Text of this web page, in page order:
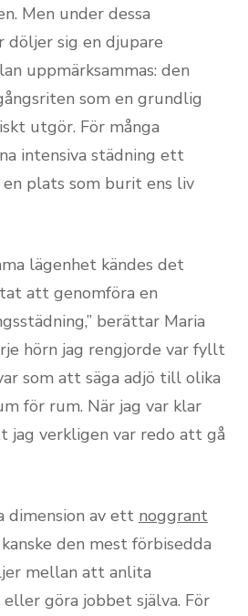
Men under dessa
döljer sig en djupare
uppmärksammas: den
som en grundlig
utgör. För många
intensiva städning ett
plats som burit ens liv
lägenhet kändes det
att genomföra en
berättar Maria
hörn jag rengjorde var fyllt
som att säga adjö till olika
för rum. När jag var klar
jag verkligen var redo att gå
dimension av ett noggrant
den mest förbisedda
mellan att anlita
göra jobbet själva. För